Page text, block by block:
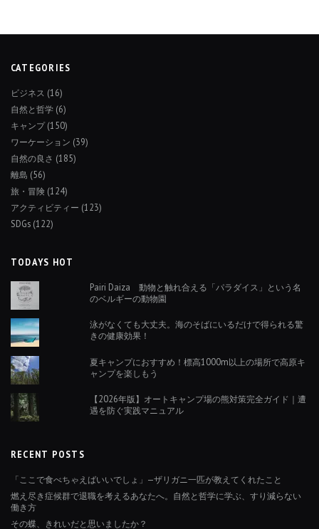
CATEGORIES
ビジネス (16)
自然と哲学 (6)
キャンプ(150)
ワーケーション (39)
自然の良さ (185)
離島 (56)
旅・冒険 (124)
アクティビティー (123)
SDGs (122)
TODAYS HOT
Pairi Daiza 動物と触れ合える「パラダイス」という名
のベルギーの動物園
泳がなくても大丈夫。海のそばにいるだけで得られる驚
きの健康効果！
夏キャンプにおすすめ！標高1000m以上の場所で高原キ
ャンプを楽しもう
【2026年版】オートキャンプ場の熊対策完全ガイド｜遭
遇を防ぐ実践マニュアル
RECENT POSTS
「ここで食べちゃえばいいでしょ」—ザリガニ一匹が教えてくれたこと
燃え尽き症候群で退職を考えるあなたへ。自然と哲学に学ぶ、すり減らない
働き方
その蝶、きれいだと思いましたか？